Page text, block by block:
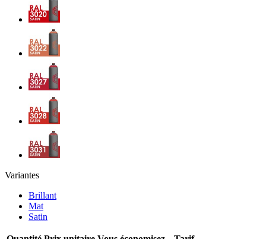
Variantes
Brillant
Mat
Satin